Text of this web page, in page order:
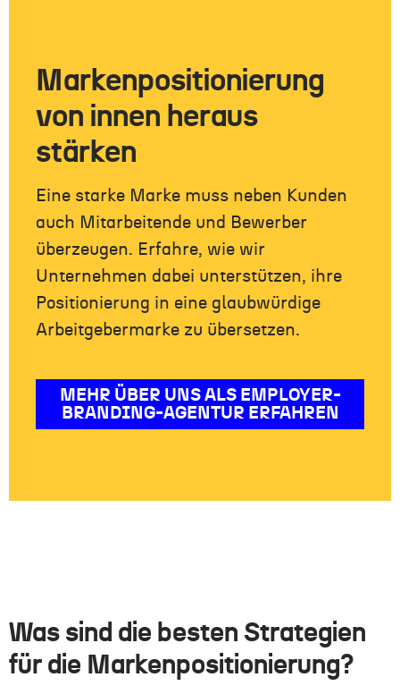
Markenpositionierung
von innen heraus
stärken
Eine starke Marke muss neben Kunden
auch Mitarbeitende und Bewerber
überzeugen. Erfahre, wie wir
Unternehmen dabei unterstützen, ihre
Positionierung in eine glaubwürdige
Arbeitgebermarke zu übersetzen.
MEHR ÜBER UNS ALS EMPLOYER-
BRANDING-AGENTUR ERFAHREN
Was sind die besten Strategien
für die Markenpositionierung?